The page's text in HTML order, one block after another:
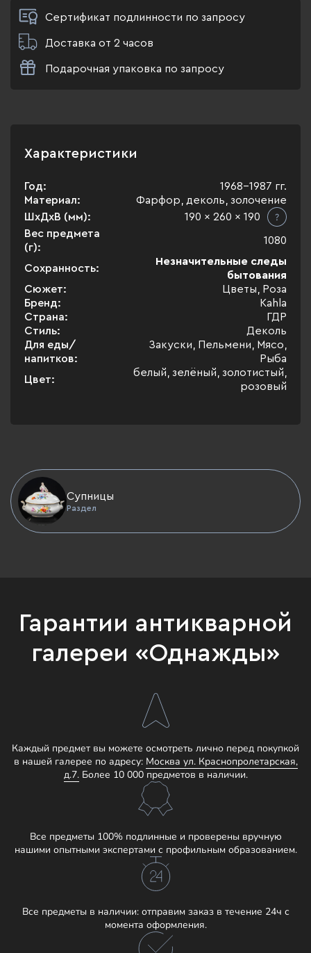
Сертификат подлинности по запросу
Доставка от 2 часов
Подарочная упаковка по запросу
Характеристики
Год:
1968-1987 гг.
Материал:
Фарфор, деколь, золочение
ШхДхВ (мм):
190 x 260 x 190
Вес предмета
(г):
1080
Сохранность:
Незначительные следы
бытования
Сюжет:
Цветы, Роза
Бренд:
Kahla
Страна:
ГДР
Стиль:
Деколь
Для еды/
напитков:
Закуски, Пельмени, Мясо,
Рыба
Цвет:
белый, зелёный, золотистый,
розовый
Супницы
Раздел
Гарантии антикварной
галереи «Однажды»
Каждый предмет вы можете осмотреть лично перед покупкой
в нашей галерее по адресу: Москва ул. Краснопролетарская,
д.7.Более 10 000 предметов в наличии.
Все предметы 100% подлинные и проверены вручную
нашими опытными экспертами с профильным образованием.
Все предметы в наличии: отправим заказ в течение 24ч с
момента оформления.